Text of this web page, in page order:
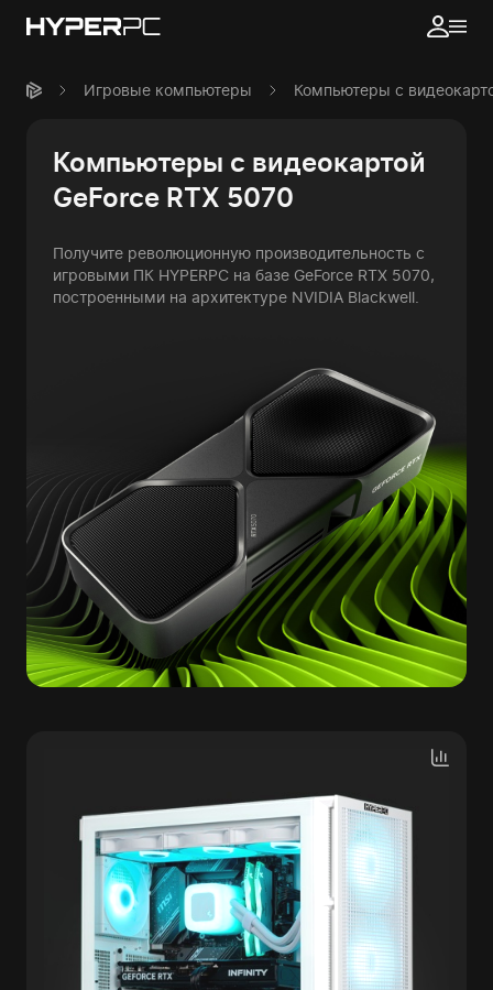
Игровые компьютеры Компьютеры с
Компьютеры с видеокартой
GeForce RTX 5070
Получите революционную производительность с
игровыми ПК HYPERPC на базе GeForce RTX 5070,
построенными на архитектуре NVIDIA Blackwell.